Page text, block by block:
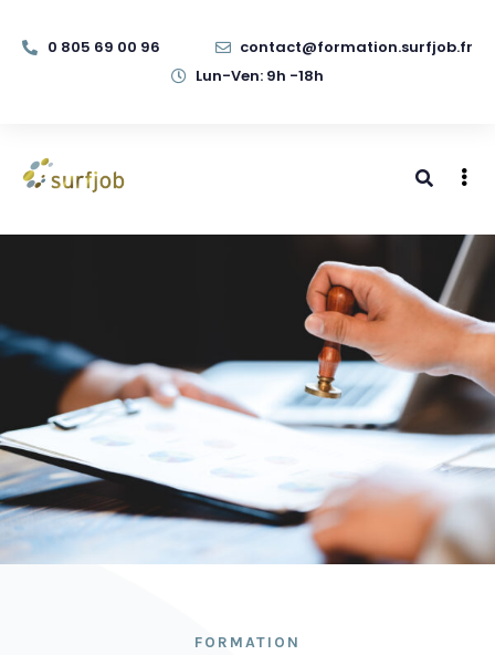
0 805 69 00 96
contact@formation.surfjob.fr
Lun-Ven: 9h -18h
FORMATION